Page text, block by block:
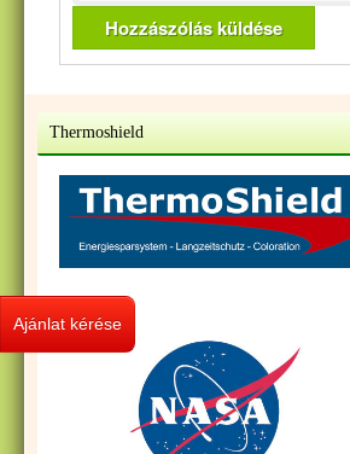
Ajánlat kérése
Thermoshield